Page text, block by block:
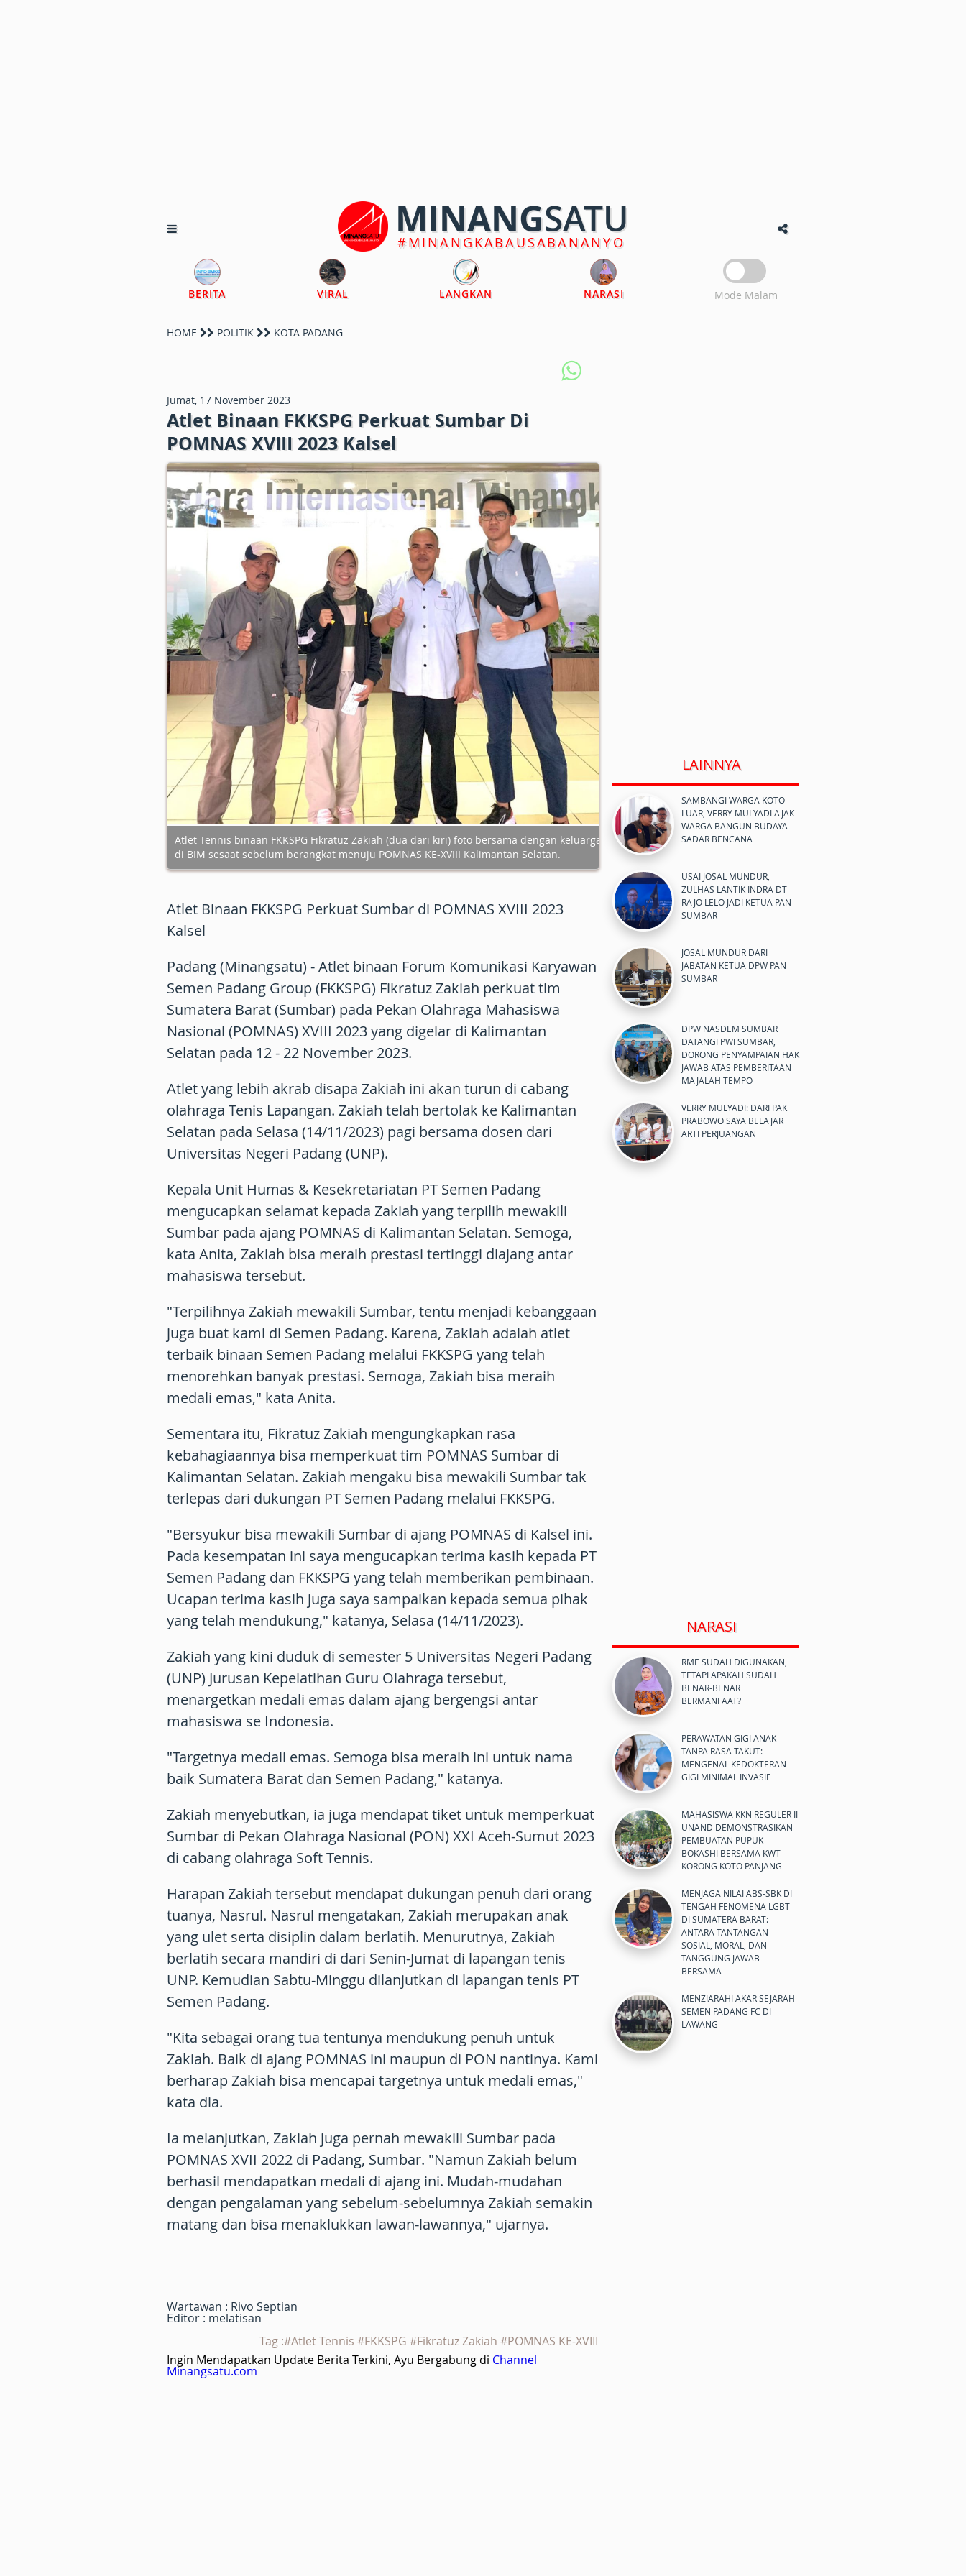
MINANGSATU
#MINANGKABAUSABANANYO
BERITA VIRAL LANGKAN NARASI Mode Malam
HOME POLITIK KOTA PADANG
Jumat, 17 November 2023
Atlet Binaan FKKSPG Perkuat Sumbar Di
POMNAS XVIII 2023 Kalsel
Atlet Tennis binaan FKKSPG Fikratuz Zakiah (dua dari kiri) foto bersama dengan keluarga
di BIM sesaat sebelum berangkat menuju POMNAS KE-XVIII Kalimantan Selatan.
Atlet Binaan FKKSPG Perkuat Sumbar di POMNAS XVIII 2023
Kalsel
Padang (Minangsatu) - Atlet binaan Forum Komunikasi Karyawan
Semen Padang Group (FKKSPG) Fikratuz Zakiah perkuat tim
Sumatera Barat (Sumbar) pada Pekan Olahraga Mahasiswa
Nasional (POMNAS) XVIII 2023 yang digelar di Kalimantan
Selatan pada 12 - 22 November 2023.
Atlet yang lebih akrab disapa Zakiah ini akan turun di cabang
olahraga Tenis Lapangan. Zakiah telah bertolak ke Kalimantan
Selatan pada Selasa (14/11/2023) pagi bersama dosen dari
Universitas Negeri Padang (UNP).
Kepala Unit Humas & Kesekretariatan PT Semen Padang
mengucapkan selamat kepada Zakiah yang terpilih mewakili
Sumbar pada ajang POMNAS di Kalimantan Selatan. Semoga,
kata Anita, Zakiah bisa meraih prestasi tertinggi diajang antar
mahasiswa tersebut.
"Terpilihnya Zakiah mewakili Sumbar, tentu menjadi kebanggaan
juga buat kami di Semen Padang. Karena, Zakiah adalah atlet
terbaik binaan Semen Padang melalui FKKSPG yang telah
menorehkan banyak prestasi. Semoga, Zakiah bisa meraih
medali emas," kata Anita.
Sementara itu, Fikratuz Zakiah mengungkapkan rasa
kebahagiaannya bisa memperkuat tim POMNAS Sumbar di
Kalimantan Selatan. Zakiah mengaku bisa mewakili Sumbar tak
terlepas dari dukungan PT Semen Padang melalui FKKSPG.
"Bersyukur bisa mewakili Sumbar di ajang POMNAS di Kalsel ini.
Pada kesempatan ini saya mengucapkan terima kasih kepada PT
Semen Padang dan FKKSPG yang telah memberikan pembinaan.
Ucapan terima kasih juga saya sampaikan kepada semua pihak
yang telah mendukung," katanya, Selasa (14/11/2023).
Zakiah yang kini duduk di semester 5 Universitas Negeri Padang
(UNP) Jurusan Kepelatihan Guru Olahraga tersebut,
menargetkan medali emas dalam ajang bergengsi antar
mahasiswa se Indonesia.
"Targetnya medali emas. Semoga bisa meraih ini untuk nama
baik Sumatera Barat dan Semen Padang," katanya.
Zakiah menyebutkan, ia juga mendapat tiket untuk memperkuat
Sumbar di Pekan Olahraga Nasional (PON) XXI Aceh-Sumut 2023
di cabang olahraga Soft Tennis.
Harapan Zakiah tersebut mendapat dukungan penuh dari orang
tuanya, Nasrul. Nasrul mengatakan, Zakiah merupakan anak
yang ulet serta disiplin dalam berlatih. Menurutnya, Zakiah
berlatih secara mandiri di dari Senin-Jumat di lapangan tenis
UNP. Kemudian Sabtu-Minggu dilanjutkan di lapangan tenis PT
Semen Padang.
"Kita sebagai orang tua tentunya mendukung penuh untuk
Zakiah. Baik di ajang POMNAS ini maupun di PON nantinya. Kami
berharap Zakiah bisa mencapai targetnya untuk medali emas,"
kata dia.
Ia melanjutkan, Zakiah juga pernah mewakili Sumbar pada
POMNAS XVII 2022 di Padang, Sumbar. "Namun Zakiah belum
berhasil mendapatkan medali di ajang ini. Mudah-mudahan
dengan pengalaman yang sebelum-sebelumnya Zakiah semakin
matang dan bisa menaklukkan lawan-lawannya," ujarnya.
Wartawan : Rivo Septian
Editor : melatisan
Tag :#Atlet Tennis #FKKSPG #Fikratuz Zakiah #POMNAS KE-XVIII
Ingin Mendapatkan Update Berita Terkini, Ayu Bergabung di Channel
Minangsatu.com
LAINNYA
SAMBANGI WARGA KOTO
LUAR, VERRY MULYADI AJAK
WARGA BANGUN BUDAYA
SADAR BENCANA
USAI JOSAL MUNDUR,
ZULHAS LANTIK INDRA DT
RAJO LELO JADI KETUA PAN
SUMBAR
JOSAL MUNDUR DARI
JABATAN KETUA DPW PAN
SUMBAR
DPW NASDEM SUMBAR
DATANGI PWI SUMBAR,
DORONG PENYAMPAIAN HAK
JAWAB ATAS PEMBERITAAN
MAJALAH TEMPO
VERRY MULYADI: DARI PAK
PRABOWO SAYA BELAJAR
ARTI PERJUANGAN
NARASI
RME SUDAH DIGUNAKAN,
TETAPI APAKAH SUDAH
BENAR-BENAR
BERMANFAAT?
PERAWATAN GIGI ANAK
TANPA RASA TAKUT:
MENGENAL KEDOKTERAN
GIGI MINIMAL INVASIF
MAHASISWA KKN REGULER II
UNAND DEMONSTRASIKAN
PEMBUATAN PUPUK
BOKASHI BERSAMA KWT
KORONG KOTO PANJANG
MENJAGA NILAI ABS-SBK DI
TENGAH FENOMENA LGBT
DI SUMATERA BARAT:
ANTARA TANTANGAN
SOSIAL, MORAL, DAN
TANGGUNG JAWAB
BERSAMA
MENZIARAHI AKAR SEJARAH
SEMEN PADANG FC DI
LAWANG